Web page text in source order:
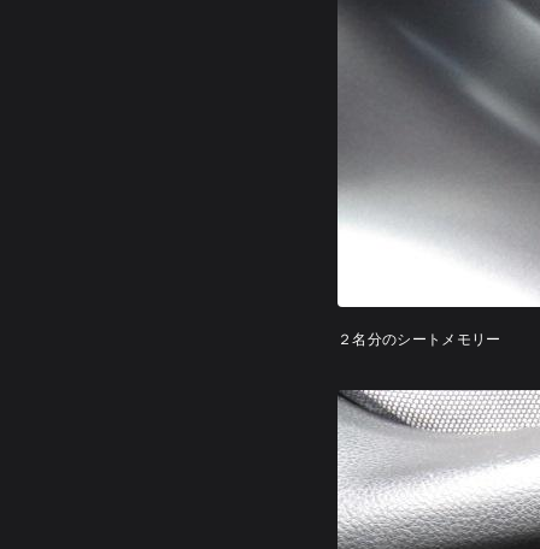
２名分のシートメモリー